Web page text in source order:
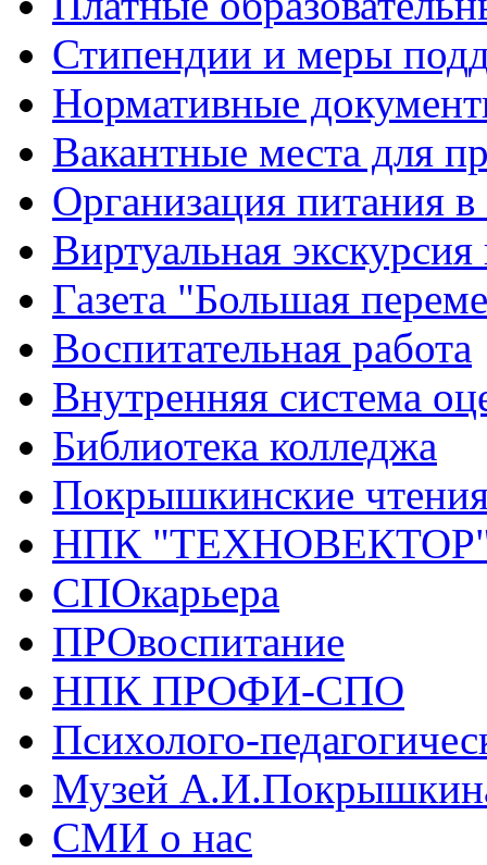
Стипендии и меры
Нормативные
Вакантные места для
Организация питания в
Виртуальная
Газета "Большая
Воспитательная работа
Внутренняя система
Библиотека колледжа
Покрышкинские
НПК
СПОкарьера
ПРОвоспитание
НПК ПРОФИ-СПО
Психолого-
Музей
СМИ о нас